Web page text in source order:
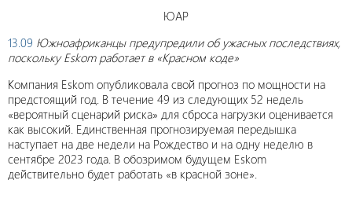
ЮАР
13.09 Южноафриканцы предупредили об ужасных последствиях,
посколькуEskomработает в «Красном коде»
Компания Eskom опубликовала свой прогноз по мощности на
предстоящий год. В течение 49 из следующих 52 недель
«вероятный сценарий риска» для сброса нагрузки оценивается
как высокий. Единственная прогнозируемая передышка
наступает на две недели на Рождество и на одну неделю в
сентябре 2023 года. В обозримом будущем Eskom
действительно будет работать «в красной зоне».